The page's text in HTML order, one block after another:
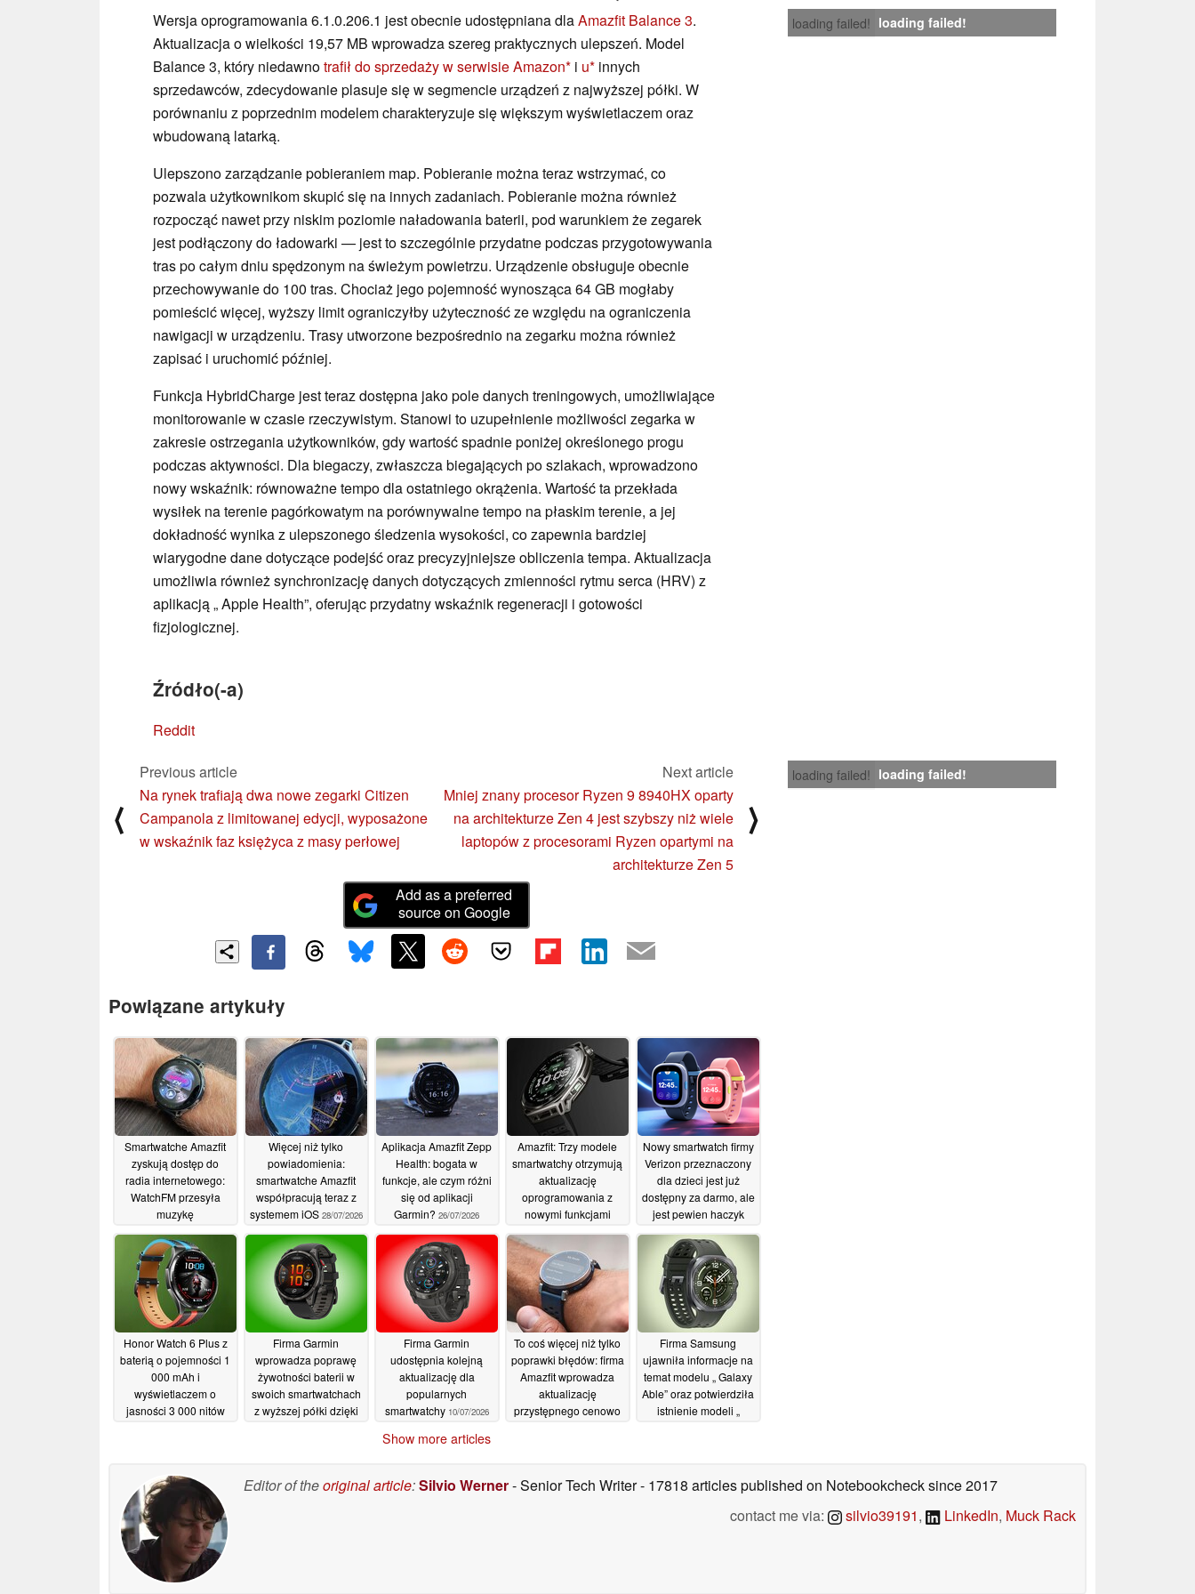
loading failed! loading failed!
Wersja oprogramowania 6.1.0.206.1 jest obecnie udostępniana dlaAmazfit Balance 3.
Aktualizacja o wielkości 19,57 MB wprowadza szereg praktycznych ulepszeń. Model
Balance 3, który niedawnotrafił do sprzedaży w serwisie Amazon i u innych
sprzedawców, zdecydowanie plasuje się w segmencie urządzeń z najwyższej półki. W
porównaniu z poprzednim modelem charakteryzuje się większym wyświetlaczem oraz
wbudowaną latarką.
Ulepszono zarządzanie pobieraniem map. Pobieranie można teraz wstrzymać, co
pozwala użytkownikom skupić się na innych zadaniach. Pobieranie można również
rozpocząć nawet przy niskim poziomie naładowania baterii, pod warunkiem że zegarek
jest podłączony do ładowarki — jest to szczególnie przydatne podczas przygotowywania
tras po całym dniu spędzonym na świeżym powietrzu. Urządzenie obsługuje obecnie
przechowywanie do 100 tras. Chociaż jego pojemność wynosząca 64 GB mogłaby
pomieścić więcej, wyższy limit ograniczyłby użyteczność ze względu na ograniczenia
nawigacji w urządzeniu. Trasy utworzone bezpośrednio na zegarku można również
zapisać i uruchomić później.
Funkcja HybridCharge jest teraz dostępna jako pole danych treningowych, umożliwiające
monitorowanie w czasie rzeczywistym. Stanowi to uzupełnienie możliwości zegarka w
zakresie ostrzegania użytkowników, gdy wartość spadnie poniżej określonego progu
podczas aktywności. Dla biegaczy, zwłaszcza biegających po szlakach, wprowadzono
nowy wskaźnik: równoważne tempo dla ostatniego okrążenia. Wartość ta przekłada
wysiłek na terenie pagórkowatym na porównywalne tempo na płaskim terenie, a jej
dokładność wynika z ulepszonego śledzenia wysokości, co zapewnia bardziej
wiarygodne dane dotyczące podejść oraz precyzyjniejsze obliczenia tempa. Aktualizacja
umożliwia również synchronizację danych dotyczących zmienności rytmu serca (HRV) z
aplikacją „ Apple Health”, oferując przydatny wskaźnik regeneracji i gotowości
fizjologicznej.
Źródło(-a)
Reddit
loading failed! loading failed!
⟨
Previous article
Na rynek trafiają dwa nowe zegarki Citizen
Campanola z limitowanej edycji, wyposażone
w wskaźnik faz księżyca z masy perłowej
Next article
Mniej znany procesor Ryzen 9 8940HX oparty
na architekturze Zen 4 jest szybszy niż wiele
laptopów z procesorami Ryzen opartymi na
architekturze Zen 5
⟩
Add as a preferred
source on Google
Powiązane artykuły
Smartwatche Amazfit
zyskują dostęp do
radia internetowego:
WatchFM przesyła
muzykę
zegarka31/07/2026
Więcej niż tylko
powiadomienia:
smartwatche Amazfit
współpracują teraz z
systemem iOS 28/07/2026
Aplikacja Amazfit Zepp
Health: bogata w
funkcje, ale czym różni
się od aplikacji
Garmin? 26/07/2026
Amazfit: Trzy modele
smartwatchy otrzymują
aktualizację
oprogramowania z
nowymi funkcjami
23/07/2026
Nowy smartwatch firmy
Verizon przeznaczony
dla dzieci jest już
dostępny za darmo, ale
jest pewien haczyk
15/07/2026
Honor Watch 6 Plus z
baterią o pojemności 1
000 mAh i
wyświetlaczem o
jasności 3 000 nitów
Firma Garmin
wprowadza poprawę
żywotności baterii w
swoich smartwatchach
z wyższej półki dzięki
Firma Garmin
udostępnia kolejną
aktualizację dla
popularnych
smartwatchy 10/07/2026
To coś więcej niż tylko
poprawki błędów: firma
Amazfit wprowadza
aktualizację
przystępnego cenowo
funkcje
07/07/2026
Firma Samsung
ujawniła informacje na
temat modelu „ Galaxy
Able” oraz potwierdziła
istnienie modeli „
Show more articles
Editor of theoriginal article:Silvio Werner- Senior Tech Writer- 17818 articles published on Notebookchecksince 2017
contact me via:
silvio39191, LinkedIn, Muck Rack